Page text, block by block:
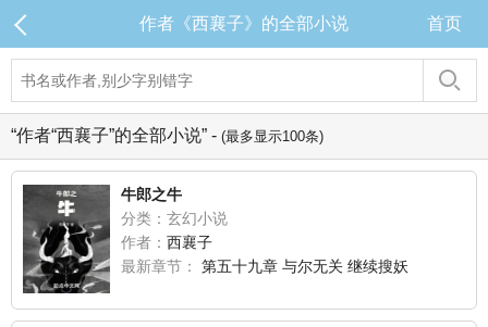
作者《西襄子》的全部小说 首页
“作者“西襄子”的全部小说” - (最多显示100条)
牛郎之牛
分类：玄幻小说
作者： 西襄子
最新章节：
第五十九章 与尔无关 继续搜妖